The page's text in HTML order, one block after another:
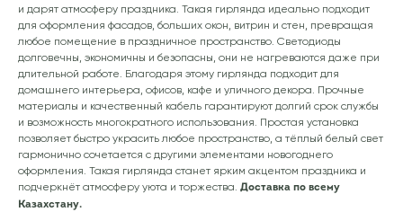
и дарят атмосферу праздника. Такая гирлянда идеально подходит
для оформления фасадов, больших окон, витрин и стен, превращая
любое помещение в праздничное пространство. Светодиоды
долговечны, экономичны и безопасны, они не нагреваются даже при
длительной работе. Благодаря этому гирлянда подходит для
домашнего интерьера, офисов, кафе и уличного декора. Прочные
материалы и качественный кабель гарантируют долгий срок службы
и возможность многократного использования. Простая установка
позволяет быстро украсить любое пространство, а тёплый белый свет
гармонично сочетается с другими элементами новогоднего
оформления. Такая гирлянда станет ярким акцентом праздника и
подчеркнёт атмосферу уюта и торжества. Доставка по всему
Казахстану.